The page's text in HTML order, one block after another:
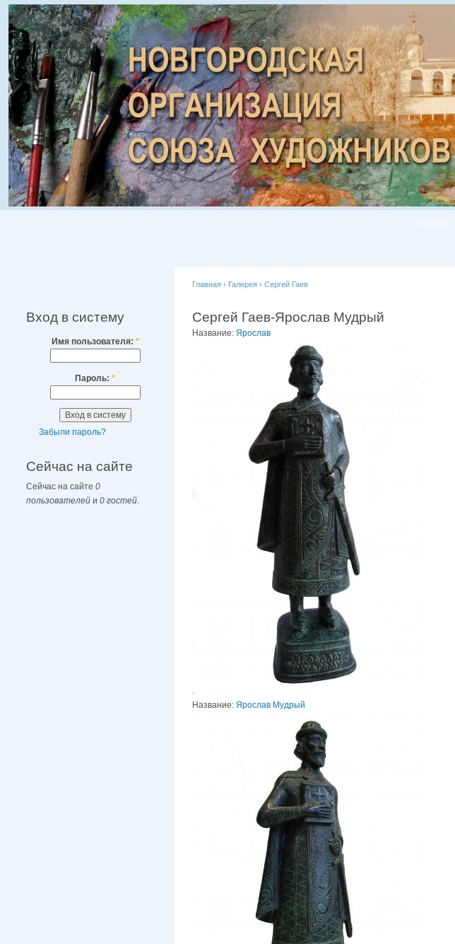
Вход в систему
Имя пользователя: *
Пароль: *
Забыли пароль?
Сейчас на сайте
Сейчас на сайте 0
пользователей и 0 гостей
Главная › Галерея › Сергей Гаев
Сергей Гаев-Ярослав Мудрый
Название: Ярослав
Название: Ярослав Мудрый